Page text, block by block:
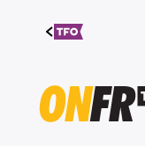
Aller au
contenu